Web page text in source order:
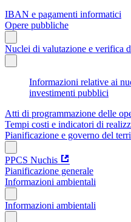
IBAN e pagamenti informatici
Opere pubbliche
Nuclei di valutazione e verifica
Informazioni relative ai
investimenti pubblici
Atti di programmazione delle
Tempi costi e indicatori di
Pianificazione e governo del
PPCS Nuchis
Pianificazione generale
Informazioni ambientali
Informazioni ambientali